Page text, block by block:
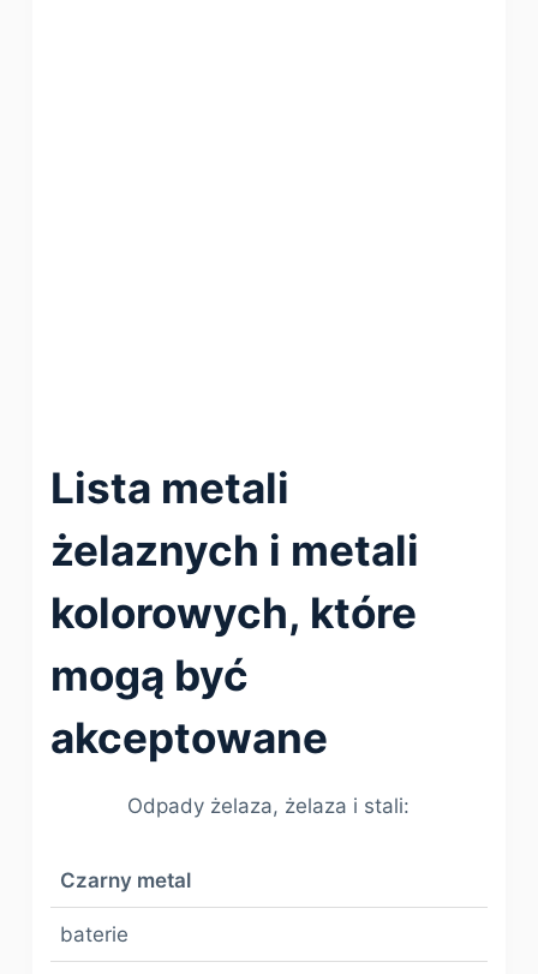
Lista metali
żelaznych i metali
kolorowych, które
mogą być
akceptowane
Odpady żelaza, żelaza i stali:
Czarny metal
baterie